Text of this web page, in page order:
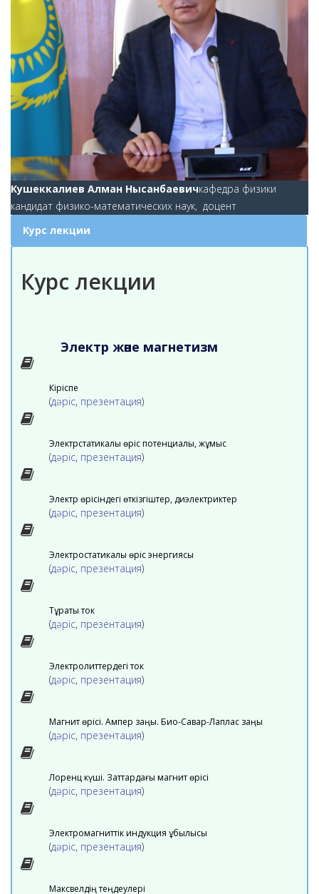
Кушеккалиев Алман Нысанбаевичкафедра физики
кандидат физико-математических наук, доцент
Курс лекции
Курс лекции
Электр және магнетизм
Кіріспе
(дәріс, презентация)
Электрстатикалық өріс потенциалы, жұмыс
(дәріс, презентация)
Электр өрісіндегі өткізгіштер, диэлектриктер
(дәріс, презентация)
Электростатикалық өріс энергиясы
(дәріс, презентация)
Тұрақты ток
(дәріс, презентация)
Электролиттердегі ток
(дәріс, презентация)
Магнит өрісі. Ампер заңы. Био-Савар-Лаплас заңы
(дәріс, презентация)
Лоренц күші. Заттардағы магнит өрісі
(дәріс, презентация)
Электромагниттік индукция құбылысы
(дәріс, презентация)
Максвелдің теңдеулері